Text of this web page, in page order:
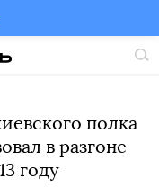
полка
в разгоне
году